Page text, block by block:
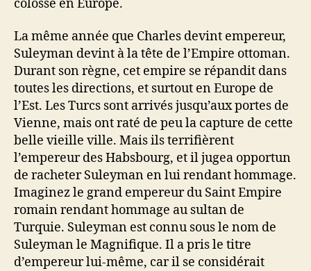
colosse en Europe.
La même année que Charles devint empereur,
Suleyman devint à la tête de l’Empire ottoman.
Durant son règne, cet empire se répandit dans
toutes les directions, et surtout en Europe de
l’Est. Les Turcs sont arrivés jusqu’aux portes de
Vienne, mais ont raté de peu la capture de cette
belle vieille ville. Mais ils terrifièrent
l’empereur des Habsbourg, et il jugea opportun
de racheter Suleyman en lui rendant hommage.
Imaginez le grand empereur du Saint Empire
romain rendant hommage au sultan de
Turquie. Suleyman est connu sous le nom de
Suleyman le Magnifique. Il a pris le titre
d’empereur lui-même, car il se considérait